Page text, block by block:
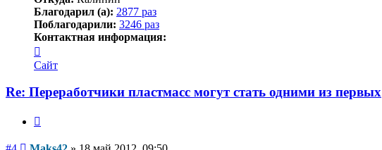
Благодарил (а): 2877 раз
Поблагодарили: 3246 раз
Контактная информация:
информация
пользователя
Maks42
Сайт
Re: Переработчики пластмасс могут стать одними из первых
Сообщение